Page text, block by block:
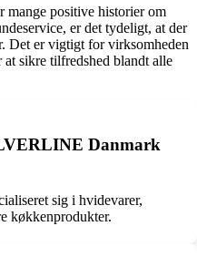
positive historier om
er det tydeligt, at der
Det er vigtigt for virksomheden
at sikre tilfredshed blandt alle
Danmark
sig i hvidevarer,
køkkenprodukter.